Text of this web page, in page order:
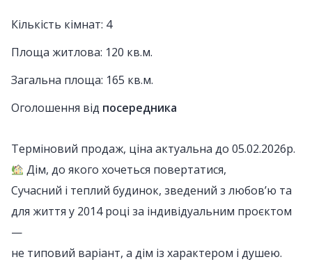
Кількість кімнат: 4
Площа житлова: 120 кв.м.
Загальна площа: 165 кв.м.
Оголошення від посередника
Терміновий продаж, ціна актуальна до 05.02.2026р.
Дім, до якого хочеться повертатися,
Сучасний і теплий будинок, зведений з любов’ю та
для життя у 2014 році за індивідуальним проєктом
—
не типовий варіант, а дім із характером і душею.